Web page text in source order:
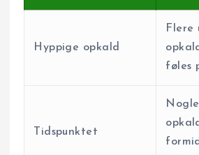
Hyppige opkald
Flere
føles
Tidspunktet